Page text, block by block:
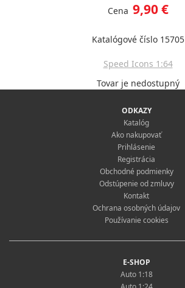
Cena 9,90 €
Katalógové číslo 15705
Speed Icons 1:64
Tovar je nedostupný
ODKAZY
Katalóg
Ako nakupovať
Prihlásenie
Registrácia
Obchodné podmienky
Odstúpenie od zmluvy
Kontakt
Ochrana osobných údajov
Používanie cookies
E-SHOP
Auto 1:18